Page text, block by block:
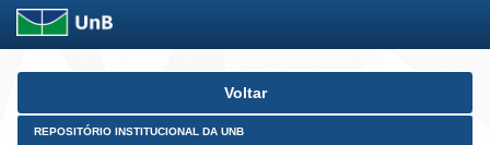
Skip
Voltar
REPOSITÓRIO INSTITUCIONAL DA UNB